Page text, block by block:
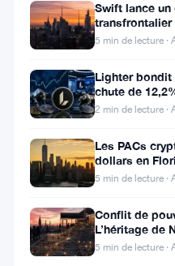
est
témoin
d’un
phénomène
remarquable
alors
que
Bitcoin,
Swift lance
transfrontalier
Morgan dans
5 min de lecture ·
Lighter bondit
chute de
du 7 août
2 min de lecture ·
Les PACs
dollars en
après un
5 min de lecture ·
Conflit de
L’héritage de
Ian De Bode
5 min de lecture ·